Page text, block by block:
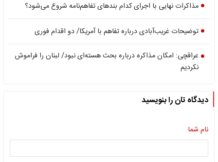
مذاکرات نهایی با اجرای کدام بندهای تفاهم‌نامه شروع می‌شود؟
توضیحات غریب‌آبادی درباره تفاهم با آمریکا/ دو اقدام فوری
عراقچی: امکان مذاکره درباره بحث هسته‌ای نبود/ لبنان را فراموش
نکردیم
دیدگاه تان را بنویسید
نام شما